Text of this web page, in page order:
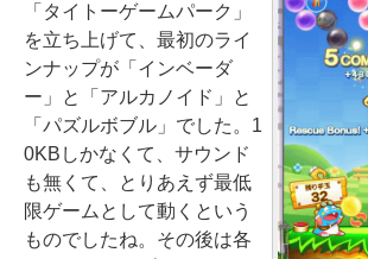
「タイトーゲームパーク」
を立ち上げて、最初のライ
ンナップが「インベーダ
ー」と「アルカノイド」と
「パズルボブル」でした。1
0KBしかなくて、サウンド
も無くて、とりあえず最低
限ゲームとして動くという
ものでしたね。その後は各